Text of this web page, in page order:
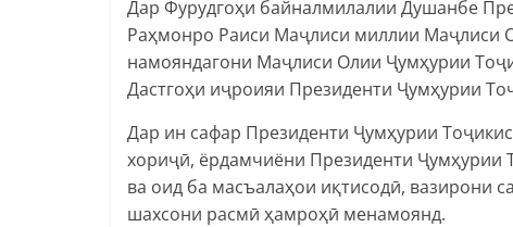
Дар Фурудгоҳи байналмилалии Душанбе
Раҳмонро Раиси Маҷлиси миллии Маҷлиси
намояндагони Маҷлиси Олии Ҷумҳурии
Дастгоҳи иҷроияи Президенти Ҷумҳурии
Дар ин сафар Президенти Ҷумҳурии
хориҷӣ, ёрдамчиёни Президенти Ҷумҳурии
ва оид ба масъалаҳои иқтисодӣ, вазирони
шахсони расмӣ ҳамроҳӣ менамоянд.